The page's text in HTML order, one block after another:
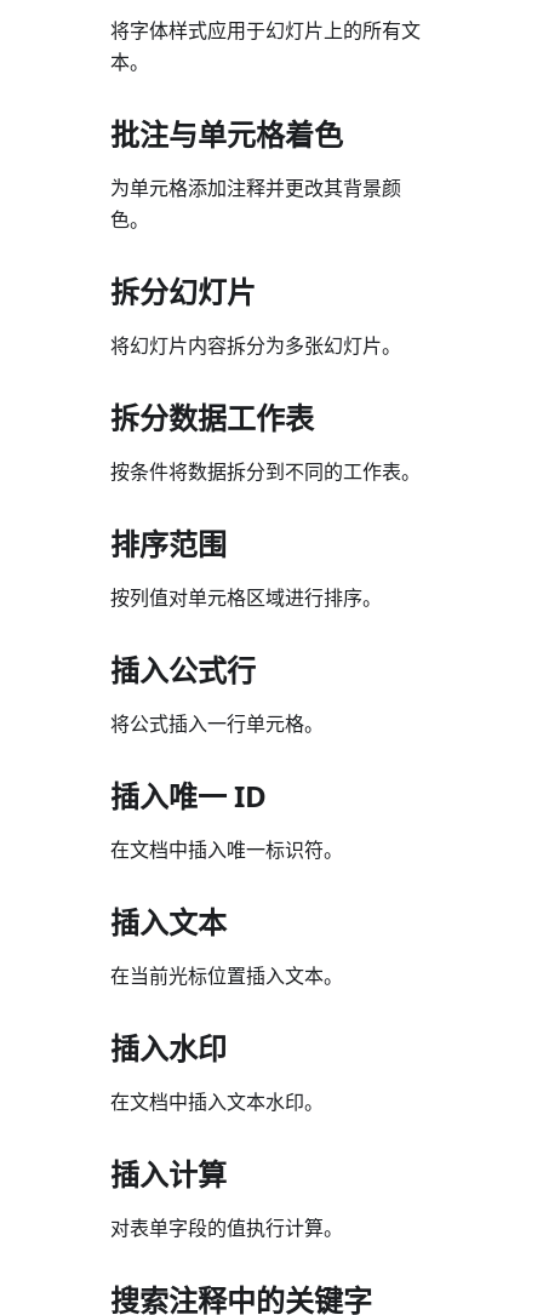
将字体样式应用于幻灯片上的所有文
本。
批注与单元格着色
为单元格添加注释并更改其背景颜
色。
拆分幻灯片
将幻灯片内容拆分为多张幻灯片。
拆分数据工作表
按条件将数据拆分到不同的工作表。
排序范围
按列值对单元格区域进行排序。
插入公式行
将公式插入一行单元格。
插入唯一 ID
在文档中插入唯一标识符。
插入文本
在当前光标位置插入文本。
插入水印
在文档中插入文本水印。
插入计算
对表单字段的值执行计算。
搜索注释中的关键字